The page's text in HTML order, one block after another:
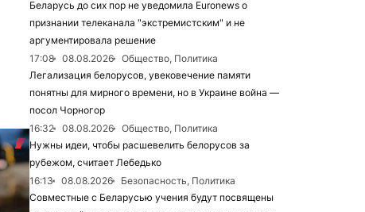
Беларусь до сих пор не уведомила Euronews о
признании телеканала "экстремистским" и не
аргументировала решение
17:08
08.08.2026
Общество, Политика
Легализация белорусов, увековечение памяти
понятны для мирного времени, но в Украине война —
посол Чорногор
16:32
08.08.2026
Общество, Политика
Нужны идеи, чтобы расшевелить белорусов за
рубежом, считает Лебедько
16:13
08.08.2026
Безопасность, Политика
Совместные с Беларусью учения будут посвящены